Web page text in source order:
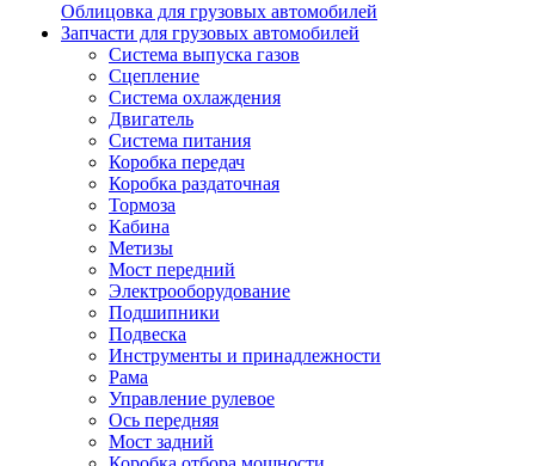
Облицовка для грузовых автомобилей
Запчасти для грузовых автомобилей
Система выпуска газов
Сцепление
Система охлаждения
Двигатель
Система питания
Коробка передач
Коробка раздаточная
Тормоза
Кабина
Метизы
Мост передний
Электрооборудование
Подшипники
Подвеска
Инструменты и принадлежности
Рама
Управление рулевое
Ось передняя
Мост задний